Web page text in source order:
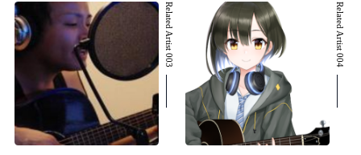
Related Artist 003 Related Artist 004